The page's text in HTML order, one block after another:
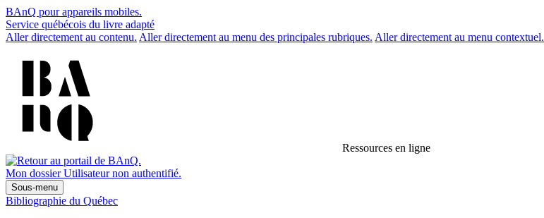
BAnQ pour appareils mobiles.
Service québécois du livre adapté
Aller directement au contenu. Aller directement au menu des principales rubriques. Aller directement au menu contextuel.
Ressources en ligne
Mon dossier Utilisateur non authentifié.
Sous-menu
Bibliographie du Québec